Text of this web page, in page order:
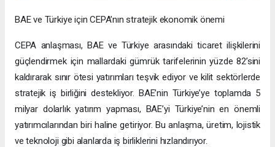
BAE ve Türkiye için CEPA’nın stratejik ekonomik önemi
CEPA anlaşması, BAE ve Türkiye arasındaki ticaret ilişkilerini
güçlendirmek için mallardaki gümrük tarifelerinin yüzde 82’sini
kaldırarak sınır ötesi yatırımları teşvik ediyor ve kilit sektörlerde
stratejik iş birliğini destekliyor. BAE’nin Türkiye’ye toplamda 5
milyar dolarlık yatırım yapması, BAE’yi Türkiye’nin en önemli
yatırımcılarından biri haline getiriyor. Bu anlaşma, üretim, lojistik
ve teknoloji gibi alanlarda iş birliklerini hızlandırıyor.